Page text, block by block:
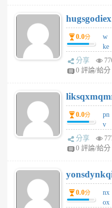
6
個
月
前
hugsgodiex
0.0分
w
ke
rv
pj
6
個
月
前
分享
0 評論/給分
0.0分
pn
v
wt
sv
6
個
月
前
分享
0 評論/給分
0.0分
nx
ox